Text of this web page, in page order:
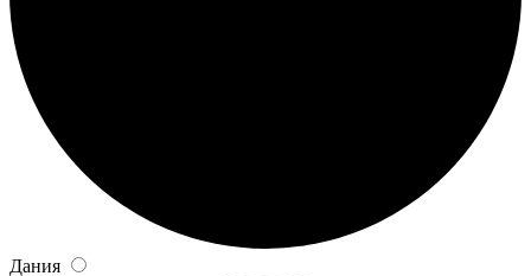
Дания